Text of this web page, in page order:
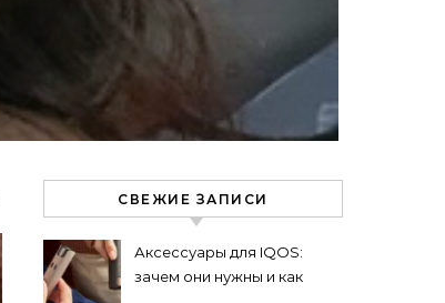
СВЕЖИЕ ЗАПИСИ
Аксессуары для IQOS:
зачем они нужны и как